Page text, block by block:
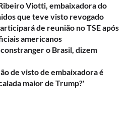
Viotti, embaixadora do
que teve visto revogado
de reunião no TSE após
americanos
o Brasil, dizem
de visto de embaixadora é
maior de Trump?'